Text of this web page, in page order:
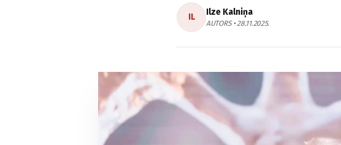
IL Ilze Kalniņa
AUTORS • 28.11.2025.